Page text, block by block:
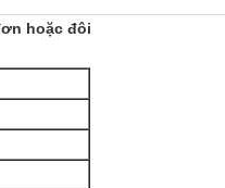
hoặc đôi